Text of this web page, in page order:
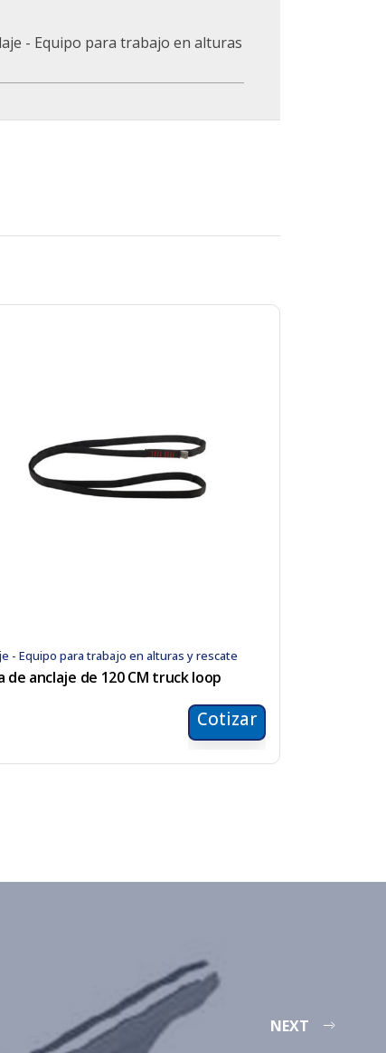
- Equipo para trabajo en alturas
- Equipo para trabajo en alturas y rescate
de anclaje de 120 CM truck loop
Cotizar
NEXT